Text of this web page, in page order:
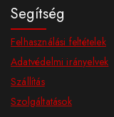
Segítség
Felhasználási feltételek
Adatvédelmi irányelvek
Szállítás
Szolgáltatások